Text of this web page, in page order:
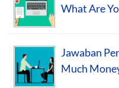
What Are
Jawaban
Much